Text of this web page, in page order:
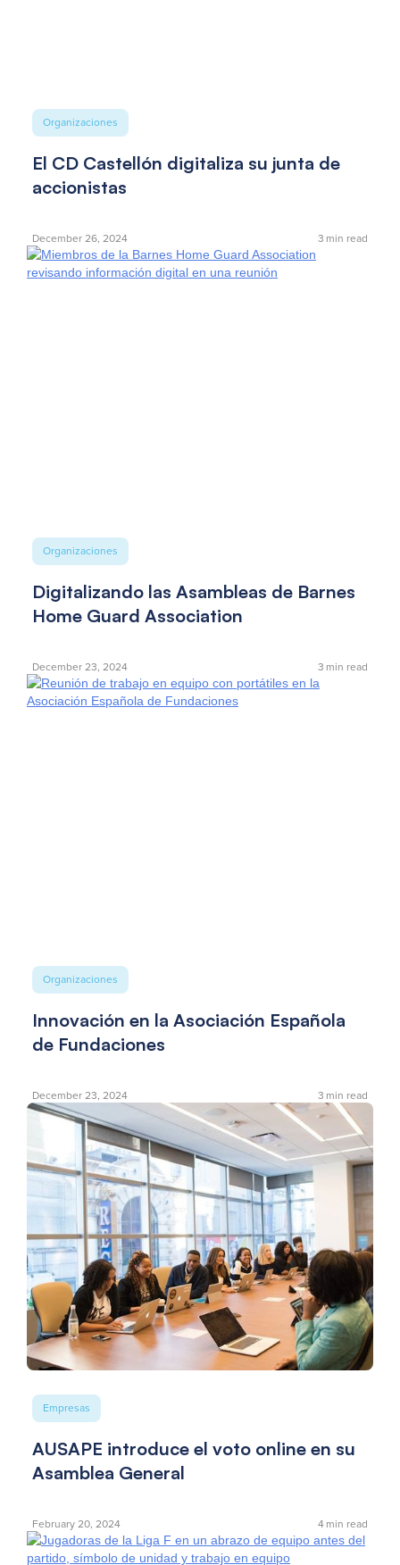
Organizaciones
El CD Castellón digitaliza su junta de
accionistas
December 26, 2024 3 min read
Organizaciones
Digitalizando las Asambleas de Barnes
Home Guard Association
December 23, 2024 3 min read
Organizaciones
Innovación en la Asociación Española
de Fundaciones
December 23, 2024 3 min read
Empresas
AUSAPE introduce el voto online en su
Asamblea General
February 20, 2024 4min read